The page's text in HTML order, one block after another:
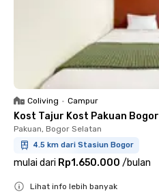
Coliving • Campur
Kost Tajur Kost Pakuan Bogor
Pakuan, Bogor Selatan
4.5 km dari Stasiun Bogor
mulai dari Rp1.650.000 /bulan
Lihat info lebih banyak